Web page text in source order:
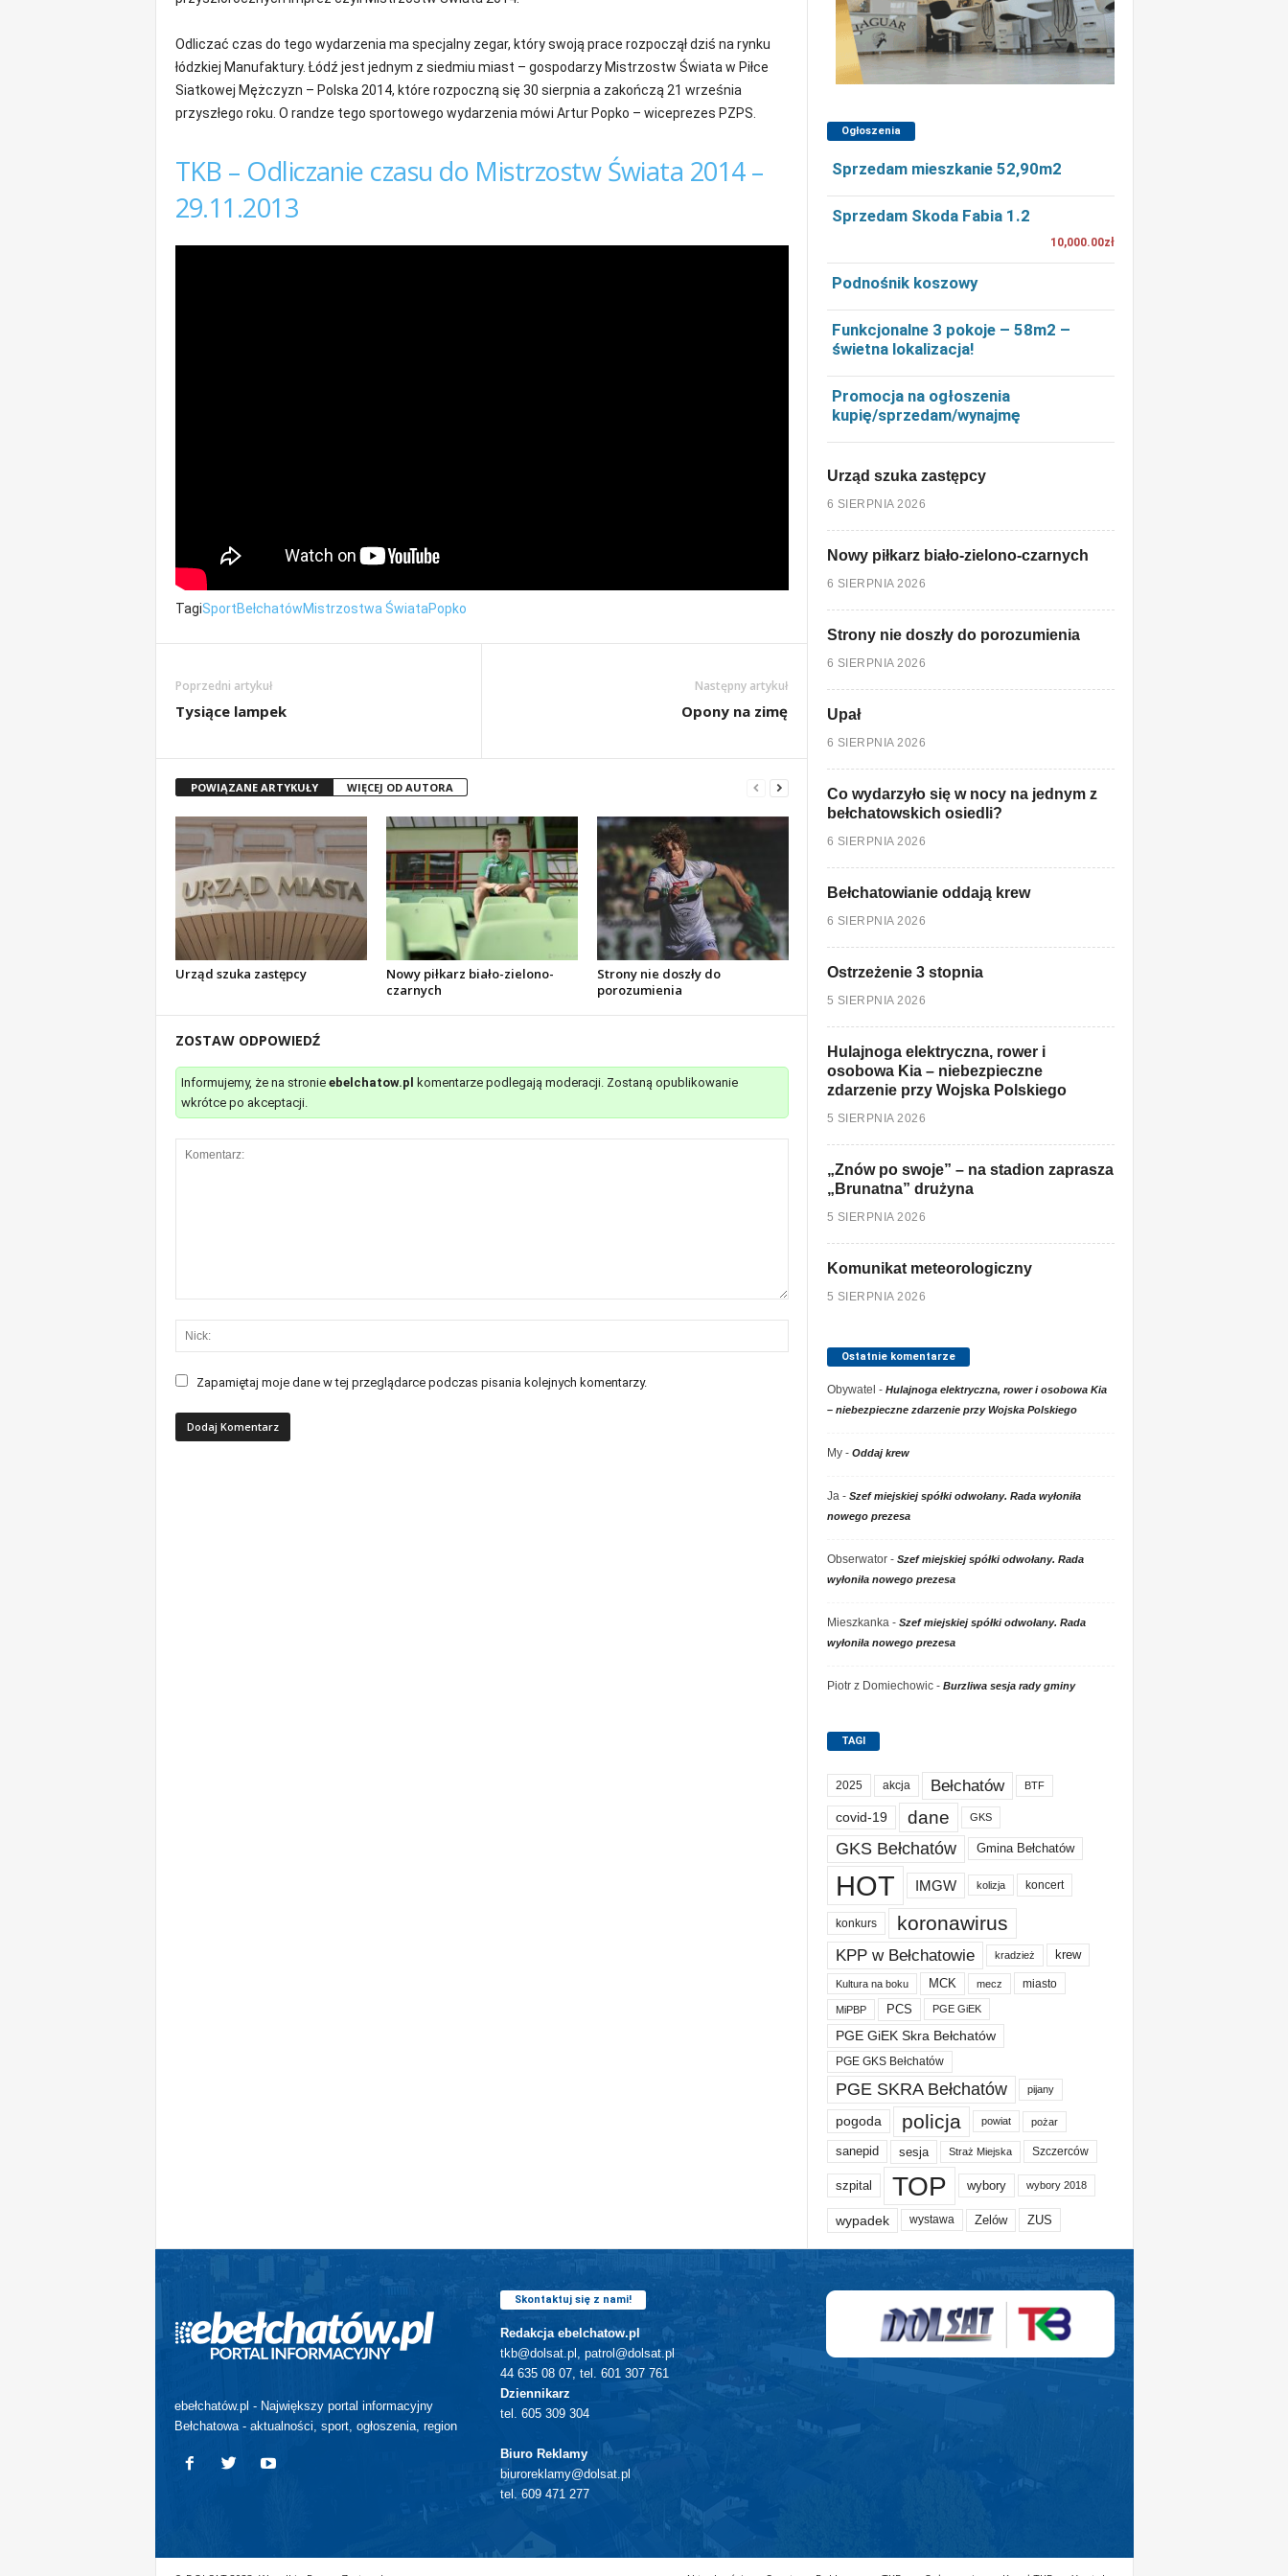
Odliczać czas do tego wydarzenia ma specjalny zegar, który swoją prace rozpoczął dziś na rynku
łódzkiej Manufaktury. Łódź jest jednym z siedmiu miast – gospodarzy Mistrzostw Świata w Piłce
Siatkowej Mężczyzn – Polska 2014, które rozpoczną się 30 sierpnia a zakończą 21 września
przyszłego roku. O randze tego sportowego wydarzenia mówi Artur Popko – wiceprezes PZPS.
TKB – Odliczanie czasu do Mistrzostw Świata 2014 –
29.11.2013
TagiSportBełchatówMistrzostwa ŚwiataPopko
Poprzedni artykuł
Tysiące lampek
Następny artykuł
Opony na zimę
POWIĄZANE ARTYKUŁY WIĘCEJ OD AUTORA
Urząd szuka zastępcy
Nowy piłkarz biało-zielono-
czarnych
Strony nie doszły do
porozumienia
ZOSTAW ODPOWIEDŹ
Informujemy, że na stronie ebelchatow.pl
komentarze podlegają moderacji. Zostaną opublikowanie
wkrótce po akceptacji.
Zapamiętaj moje dane w tej przeglądarce podczas pisania kolejnych komentarzy.
Ogłoszenia
Sprzedam mieszkanie 52,90m2
Sprzedam Skoda Fabia 1.2
10,000.00zł
Podnośnik koszowy
Funkcjonalne 3 pokoje – 58m2 –
świetna lokalizacja!
Promocja na ogłoszenia
kupię/sprzedam/wynajmę
Urząd szuka zastępcy
6 SIERPNIA 2026
Nowy piłkarz biało-zielono-czarnych
6 SIERPNIA 2026
Strony nie doszły do porozumienia
6 SIERPNIA 2026
Upał
6 SIERPNIA 2026
Co wydarzyło się w nocy na jednym z
bełchatowskich osiedli?
6 SIERPNIA 2026
Bełchatowianie oddają krew
6 SIERPNIA 2026
Ostrzeżenie 3 stopnia
5 SIERPNIA 2026
Hulajnoga elektryczna, rower i
osobowa Kia – niebezpieczne
zdarzenie przy Wojska Polskiego
5 SIERPNIA 2026
„Znów po swoje” – na stadion zaprasza
„Brunatna” drużyna
5 SIERPNIA 2026
Komunikat meteorologiczny
5 SIERPNIA 2026
Ostatnie komentarze
Obywatel - Hulajnoga elektryczna, rower i osobowa Kia
– niebezpieczne zdarzenie przy Wojska Polskiego
My- Oddaj krew
Ja- Szef miejskiej spółki odwołany. Rada wyłoniła
nowego prezesa
Obserwator- Szef miejskiej spółki odwołany. Rada
wyłoniła nowego prezesa
Mieszkanka- Szef miejskiej spółki odwołany. Rada
wyłoniła nowego prezesa
Piotr z Domiechowic- Burzliwa sesja rady gminy
TAGI
2025 akcja Bełchatów BTF
covid-19 dane GKS
GKS Bełchatów Gmina Bełchatów
HOT IMGW kolizja koncert
konkurs koronawirus
KPP w Bełchatowie kradzież krew
Kultura na boku MCK mecz miasto
MiPBP PCS PGE GiEK
PGE GiEK Skra Bełchatów
PGE GKS Bełchatów
PGE SKRA Bełchatów pijany
pogoda policja powiat pożar
sanepid sesja Straż Miejska Szczerców
szpital TOP wybory wybory 2018
wypadek wystawa Zelów ZUS
ebełchatów.pl - Największy portal informacyjny
Bełchatowa - aktualności, sport, ogłoszenia, region
Skontaktuj się z nami!
Redakcja ebelchatow.pl
tkb@dolsat.pl, patrol@dolsat.pl
44 635 08 07, tel. 601 307 761
Dziennikarz
tel. 605 309 304
Biuro Reklamy
biuroreklamy@dolsat.pl
tel. 609 471 277